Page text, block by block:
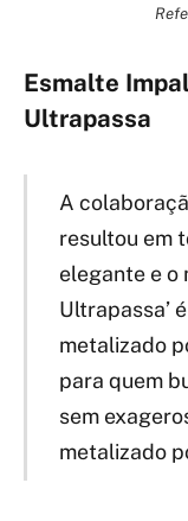
Esmalte
Ultrapassa
A
resultou em
elegante e o
Ultrapassa’
metalizado
para quem
sem
metalizado